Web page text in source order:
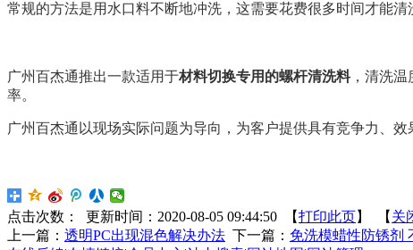
常规的方法是用水口料不断地冲洗，这需要花费很多时间才能
广州百杰通推出一款适用于材料切换专用的螺杆清洗料，清洗温
率。
广州百杰通以现场实际问题为导向，为客户提供具有竞争力、
点击次数： 更新时间：2020-08-05 09:44:50 【打印此页】 【 关
上一篇： 透明PC出现混色解决办法 下一篇： 免洗模蜡性防锈剂